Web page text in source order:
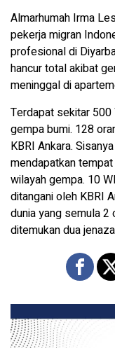
Almarhumah Irma
pekerja migran
profesional di
hancur total akibat
meninggal di
Te​​​​​rdapat sekitar
gempa bumi. 128
KBRI Ankara.
mendapatkan
wilayah gempa. 10
ditangani oleh KBRI
dunia yang semula 2
ditemukan dua